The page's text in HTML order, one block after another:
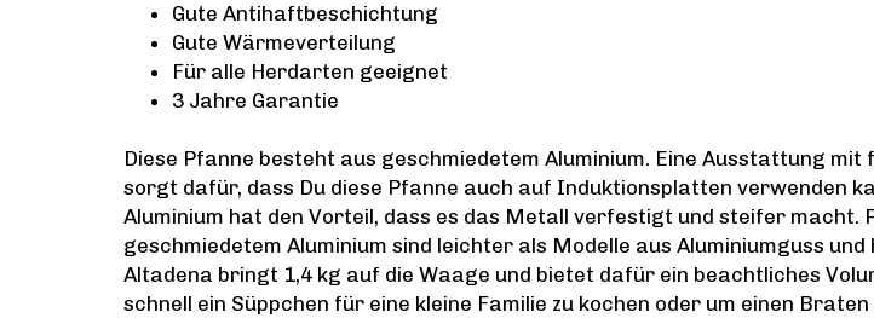
Gute Antihaftbeschichtung
Gute Wärmeverteilung
Für alle Herdarten geeignet
3 Jahre Garantie
Diese Pfanne besteht aus geschmiedetem Aluminium. Eine Ausstattung
sorgt dafür, dass Du diese Pfanne auch auf Induktionsplatten verwenden
Aluminium hat den Vorteil, dass es das Metall verfestigt und steifer macht.
geschmiedetem Aluminium sind leichter als Modelle aus Aluminiumguss und
Altadena bringt 1,4 kg auf die Waage und bietet dafür ein beachtliches
schnell ein Süppchen für eine kleine Familie zu kochen oder um einen